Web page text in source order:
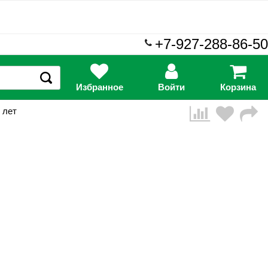
+7-927-288-86-50
Избранное Войти Корзина
лет